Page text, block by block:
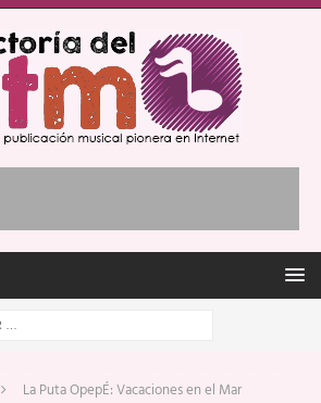
La Puta OpepÉ: Vacaciones en el Mar